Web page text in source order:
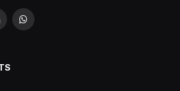
WhatsApp